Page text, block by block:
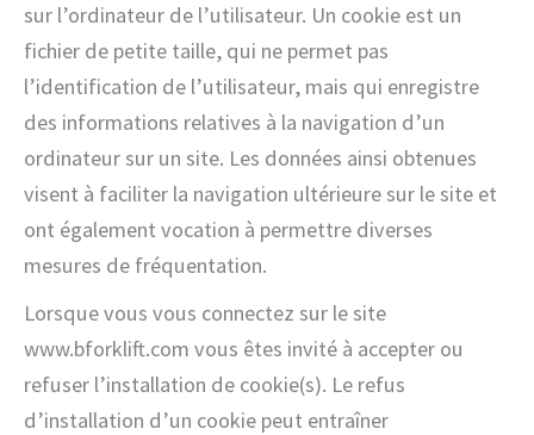
sur l’ordinateur de l’utilisateur. Un cookie est un
fichier de petite taille, qui ne permet pas
l’identification de l’utilisateur, mais qui enregistre
des informations relatives à la navigation d’un
ordinateur sur un site. Les données ainsi obtenues
visent à faciliter la navigation ultérieure sur le site et
ont également vocation à permettre diverses
mesures de fréquentation.
Lorsque vous vous connectez sur le site
www.bforklift.com vous êtes invité à accepter ou
refuser l’installation de cookie(s). Le refus
d’installation d’un cookie peut entraîner